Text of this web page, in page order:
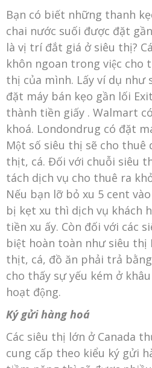
Bạn có biết những thanh
chai nước suối được đặt
là vị trí đắt giá ở siêu thị?
khôn ngoan trong việc cho
thị của mình. Lấy ví dụ như
đặt máy bán kẹo gần lối
thành tiền giấy . Walmart
khoá. Londondrug có đặt
Một số siêu thị sẽ cho
thịt, cá. Đối với chuỗi siêu
tách dịch vụ cho thuê ra
Nếu bạn lỡ bỏ xu 5 cent
bị kẹt xu thì dịch vụ khách
tiền xu ấy. Còn đối với các
biệt hoàn toàn như siêu thị
thịt, cá, đồ ăn phải trả
cho thấy sự yếu kém ở
hoạt động.
Ký gửi hàng hoá
Các siêu thị lớn ở Canada
cung cấp theo kiểu ký gửi